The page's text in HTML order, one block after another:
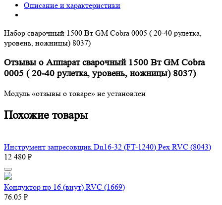
Описание и характеристики
Набор сварочный 1500 Вт GM Cobra 0005 ( 20-40 рулетка,
уровень, ножницы) 8037)
Отзывы о Аппарат сварочный 1500 Вт GM Cobra
0005 ( 20-40 рулетка, уровень, ножницы) 8037)
Модуль «отзывы о товаре» не установлен
Похожие товары
Инструмент запресовщик Dn16-32 (FT-1240) Pex RVC (8043)
12 480 ₽
Кондуктор пр 16 (внут) RVC (1669)
76.05 ₽